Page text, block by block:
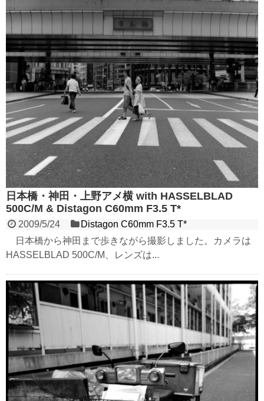
日本橋・神田・上野アメ横 with HASSELBLAD
500C/M & Distagon C60mm F3.5 T*
2009/5/24
Distagon C60mm F3.5 T*
日本橋から神田まで歩きながら撮影しました。カメラは
HASSELBLAD 500C/M、レンズは...